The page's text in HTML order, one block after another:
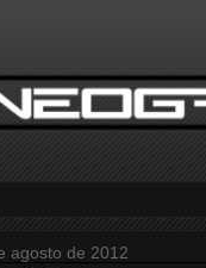
agosto de 2012